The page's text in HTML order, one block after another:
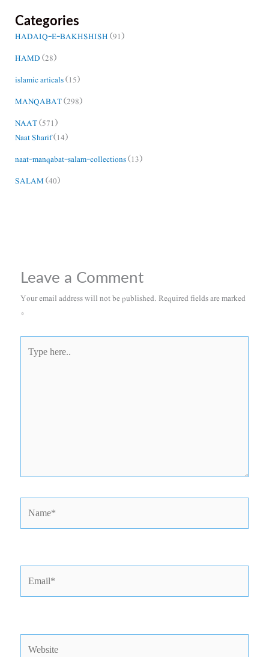
Categories
HADAIQ-E-BAKHSHISH(91)
HAMD(28)
islamic articals(15)
MANQABAT(298)
NAAT(571)
Naat Sharif(14)
naat-manqabat-salam-collections(13)
SALAM(40)
Leave a Comment
Your email address will not be published.Required fields are marked
*
here..